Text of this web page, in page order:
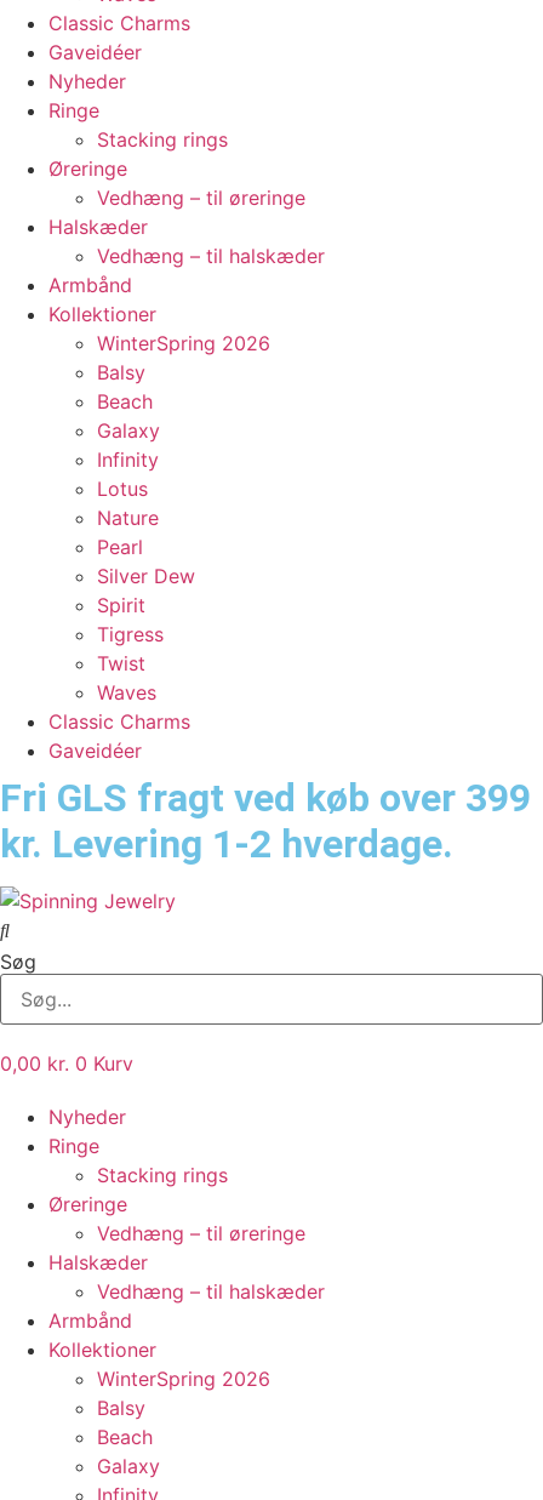
Classic Charms
Gaveidéer
Nyheder
Ringe
Stacking rings
Øreringe
Vedhæng – til øreringe
Halskæder
Vedhæng – til halskæder
Armbånd
Kollektioner
WinterSpring 2026
Balsy
Beach
Galaxy
Infinity
Lotus
Nature
Pearl
Silver Dew
Spirit
Tigress
Twist
Waves
Classic Charms
Gaveidéer
Fri GLS fragt ved køb over 399
kr. Levering 1-2 hverdage.
Søg
0,00 kr. 0 Kurv
Nyheder
Ringe
Stacking rings
Øreringe
Vedhæng – til øreringe
Halskæder
Vedhæng – til halskæder
Armbånd
Kollektioner
WinterSpring 2026
Balsy
Beach
Galaxy
Infinity